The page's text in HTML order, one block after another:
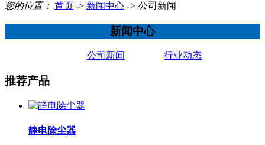
您的位置： 首页 -> 新闻中心 -> 公司新闻
新闻中心
公司新闻 行业动态
推荐产品
静电除尘器